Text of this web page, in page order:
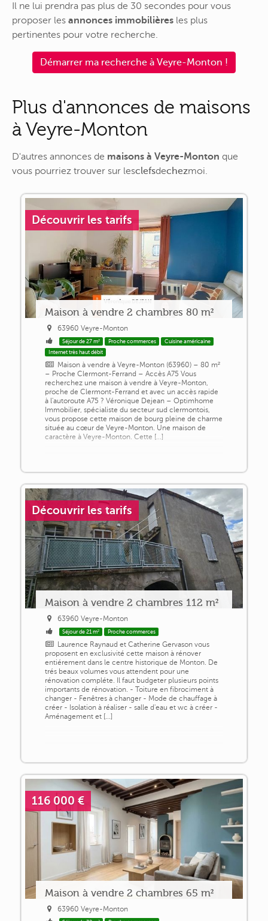
Il ne lui prendra pas plus de 30 secondes pour vous
proposer les annonces immobilières les plus
pertinentes pour votre recherche.
Démarrer ma recherche à Veyre-Monton !
Plus d'annonces de maisons
à Veyre-Monton
D'autres annonces de maisons à Veyre-Monton que
vous pourriez trouver sur lesclefsdechezmoi.
Découvrir les tarifs
Maison à vendre 2 chambres 80 m²
63960 Veyre-Monton
Séjour de 27 m² Proche commerces
Cuisine américaine
Internet très haut débit
Maison à vendre à Veyre-Monton (63960) – 80 m²
– Proche Clermont-Ferrand – Accès A75 Vous
recherchez une maison à vendre à Veyre-Monton,
proche de Clermont-Ferrand et avec un accès rapide
à l'autoroute A75 ? Véronique Dejean – Optimhome
Immobilier, spécialiste du secteur sud clermontois,
vous propose cette maison de bourg pleine de charme
située au cœur de Veyre-Monton. Une maison de
caractère à Veyre-Monton. Cette [...]
Découvrir les tarifs
Maison à vendre 2 chambres 112 m²
63960 Veyre-Monton
Séjour de 21 m² Proche commerces
Laurence Raynaud et Catherine Gervason vous
proposent en exclusivité cette maison à rénover
entiérement dans le centre historique de Monton. De
trés beaux volumes vous attendent pour une
rénovation compléte. Il faut budgeter plusieurs points
importants de rénovation. - Toiture en fibrociment à
changer - Fenêtres à changer - Mode de chauffage à
créer - Isolation à réaliser - salle d'eau et wc à créer -
Aménagement et [...]
116 000 €
Maison à vendre 2 chambres 65 m²
63960 Veyre-Monton